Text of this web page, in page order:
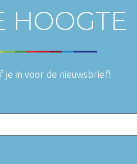
HOOGTE
je in voor de nieuwsbrief!